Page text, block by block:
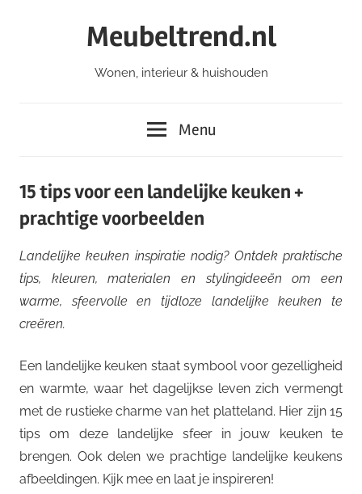
Meubeltrend.nl
Wonen, interieur & huishouden
Menu
15 tips voor een landelijke keuken +
prachtige voorbeelden
Landelijke keuken inspiratie nodig? Ontdek praktische
tips, kleuren, materialen en stylingideeën om een
warme, sfeervolle en tijdloze landelijke keuken te
creëren.
Een landelijke keuken staat symbool voor gezelligheid
en warmte, waar het dagelijkse leven zich vermengt
met de rustieke charme van het platteland. Hier zijn 15
tips om deze landelijke sfeer in jouw keuken te
brengen. Ook delen we prachtige landelijke keukens
afbeeldingen. Kijk mee en laat je inspireren!